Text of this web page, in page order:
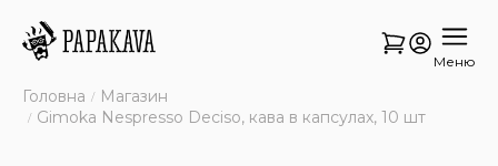
Меню
Головна
Магазин
Gimoka Nespresso Deciso, кава в капсулах, 10 шт